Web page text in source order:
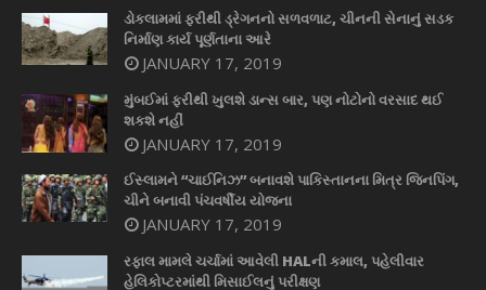
ડોકલામમાં ફરીથી ડ્રેગનનો સળવળાટ, ચીનની સેનાનું સડક
નિર્માણ કાર્ય પૂર્ણતાના આરે
JANUARY 17, 2019
મુંબઈમાં ફરીથી ખુલશે ડાન્સ બાર, પણ નોટોનો વરસાદ થઈ
શકશે નહીં
JANUARY 17, 2019
ઈસ્લામને “ચાઈનિઝ” બનાવશે પાકિસ્તાનના મિત્ર જિનપિંગ,
ચીને બનાવી પંચવર્ષીય યોજના
JANUARY 17, 2019
રફાલ મામલે ચર્ચામાં આવેલી HALની કમાલ, પહેલીવાર
હેલિકોપ્ટરમાંથી મિસાઈલનું પરીક્ષણ